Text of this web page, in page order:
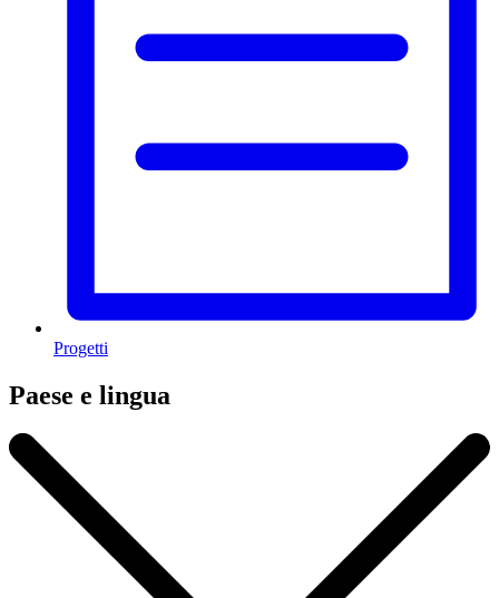
Progetti
Paese e lingua